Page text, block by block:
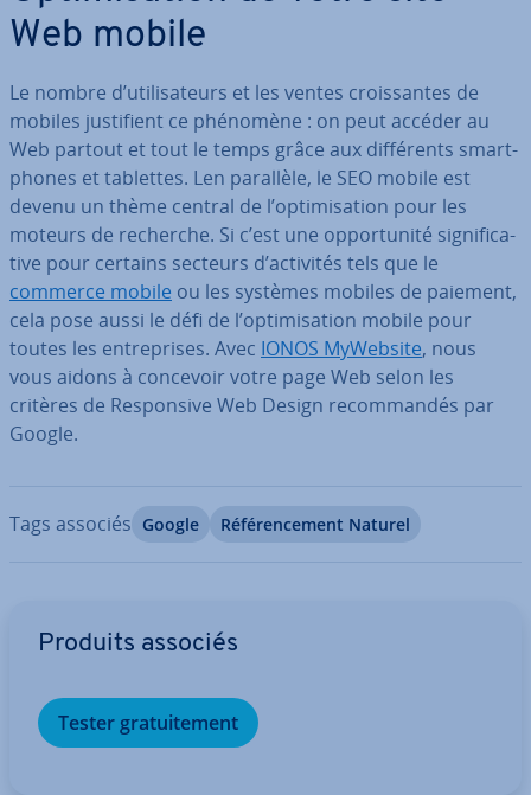
Web mobile
Le nombre d’uti­li­sa­teurs et les ventes crois­santes de
mobiles jus­ti­fient ce phénomène : on peut accéder au
Web partout et tout le temps grâce aux dif­fé­rents smart­
phones et tablettes. Len parallèle, le SEO mobile est
devenu un thème central de l’op­ti­mi­sa­tion pour les
moteurs de recherche. Si c’est une op­por­tu­nité sig­ni­fi­ca­
tive pour certains secteurs d’activités tels que le
commerce mobile ou les systèmes mobiles de paiement,
cela pose aussi le défi de l’op­ti­mi­sa­tion mobile pour
toutes les en­tre­prises. Avec IONOS MyWebsite, nous
vous aidons à concevoir votre page Web selon les
critères de Res­pon­sive Web Design re­com­man­dés par
Google.
Tags associés Google Ré­fé­ren­ce­ment Naturel
Produits associés
Tester gra­tui­te­ment